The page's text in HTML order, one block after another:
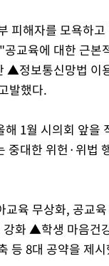
피해자를 모욕하
교육에 대한 근
정보통신망법 이
발했다.
1월 시의회 앞을
대한 위헌·위법
교육 무상화, 공교
강화 ▲학생 마음
등 8대 공약을 제